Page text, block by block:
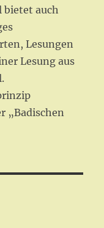
bietet auch
Lesungen
Lesung aus
„Badischen